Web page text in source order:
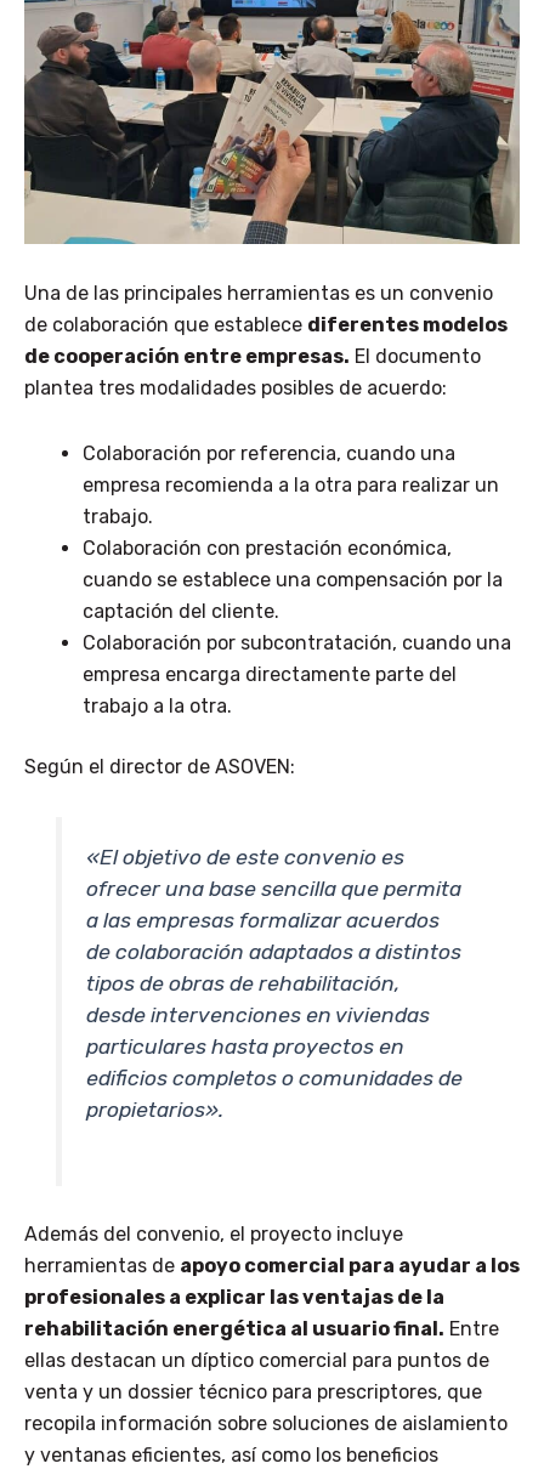
Una de las principales herramientas es un convenio
de colaboración que establece diferentes modelos
de cooperación entre empresas. El documento
plantea tres modalidades posibles de acuerdo:
Colaboración por referencia, cuando una
empresa recomienda a la otra para realizar un
trabajo.
Colaboración con prestación económica,
cuando se establece una compensación por la
captación del cliente.
Colaboración por subcontratación, cuando una
empresa encarga directamente parte del
trabajo a la otra.
Según el director de ASOVEN:
«El objetivo de este convenio es
ofrecer una base sencilla que permita
a las empresas formalizar acuerdos
de colaboración adaptados a distintos
tipos de obras de rehabilitación,
desde intervenciones en viviendas
particulares hasta proyectos en
edificios completos o comunidades de
propietarios».
Además del convenio, el proyecto incluye
herramientas de apoyo comercial para ayudar a los
profesionales a explicar las ventajas de la
rehabilitación energética al usuario final. Entre
ellas destacan un díptico comercial para puntos de
venta y un dossier técnico para prescriptores, que
recopila información sobre soluciones de aislamiento
y ventanas eficientes, así como los beneficios